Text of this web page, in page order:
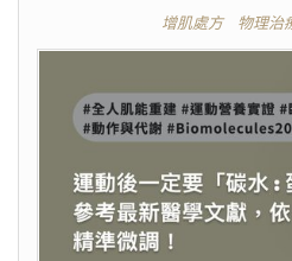
增肌處方 物理治